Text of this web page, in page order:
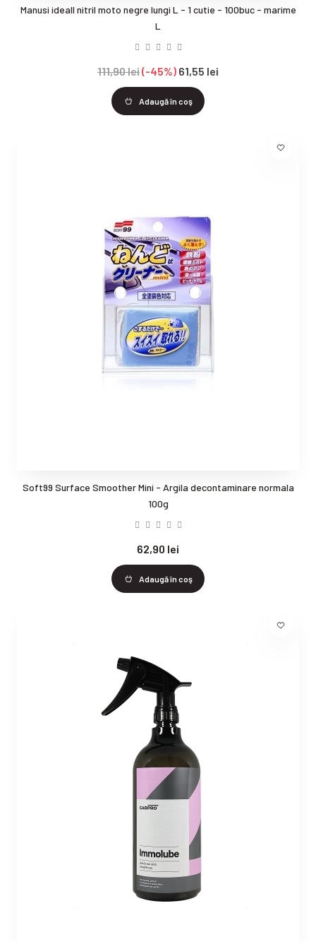
Manusi ideall nitril moto negre lungi L - 1 cutie - 100buc - marime
L
111,90 lei -45% 61,55 lei
Adaugă în coş
Soft99 Surface Smoother Mini - Argila decontaminare normala
100g
62,90 lei
Adaugă în coş